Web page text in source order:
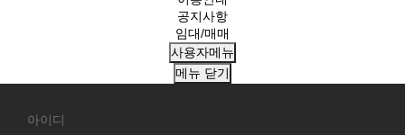
공지사항
임대/매매
사용자메뉴
메뉴 닫기
원